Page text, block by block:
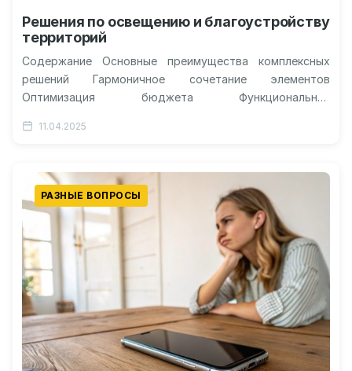
Решения по освещению и благоустройству
территорий
Содержание Основные преимущества комплексных
решений Гармоничное сочетание элементов
Оптимизация бюджета Функциональная
Ключевые компоненты комплексных решений 5 причин
11.04.2025
РАЗНЫЕ ВОПРОСЫ